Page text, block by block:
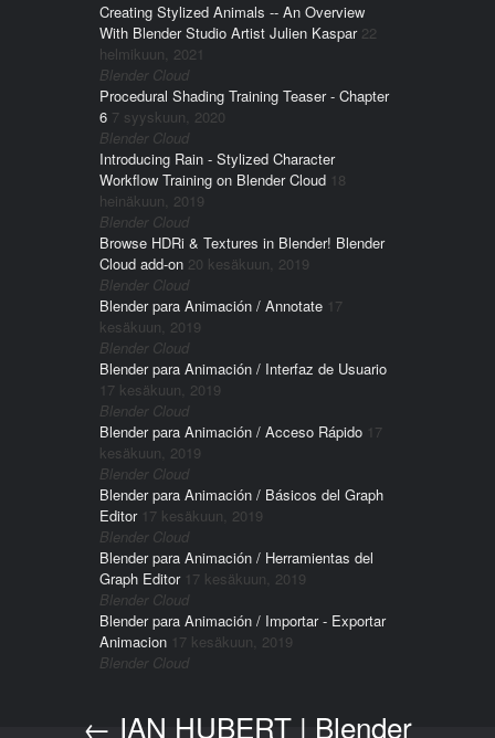
Creating Stylized Animals -- An Overview
With Blender Studio Artist Julien Kaspar 22
helmikuun, 2021
Blender Cloud
Procedural Shading Training Teaser - Chapter
6 7 syyskuun, 2020
Blender Cloud
Introducing Rain - Stylized Character
Workflow Training on Blender Cloud 18
heinäkuun, 2019
Blender Cloud
Browse HDRi & Textures in Blender! Blender
Cloud add-on 20 kesäkuun, 2019
Blender Cloud
Blender para Animación / Annotate 17
kesäkuun, 2019
Blender Cloud
Blender para Animación / Interfaz de Usuario
17 kesäkuun, 2019
Blender Cloud
Blender para Animación / Acceso Rápido 17
kesäkuun, 2019
Blender Cloud
Blender para Animación / Básicos del Graph
Editor 17 kesäkuun, 2019
Blender Cloud
Blender para Animación / Herramientas del
Graph Editor 17 kesäkuun, 2019
Blender Cloud
Blender para Animación / Importar - Exportar
Animacion 17 kesäkuun, 2019
Blender Cloud
Post navigation
← IAN HUBERT | Blender